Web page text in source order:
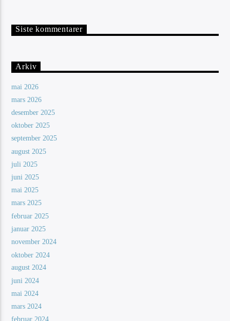
Siste kommentarer
Arkiv
mai 2026
mars 2026
desember 2025
oktober 2025
september 2025
august 2025
juli 2025
juni 2025
mai 2025
mars 2025
februar 2025
januar 2025
november 2024
oktober 2024
august 2024
juni 2024
mai 2024
mars 2024
februar 2024